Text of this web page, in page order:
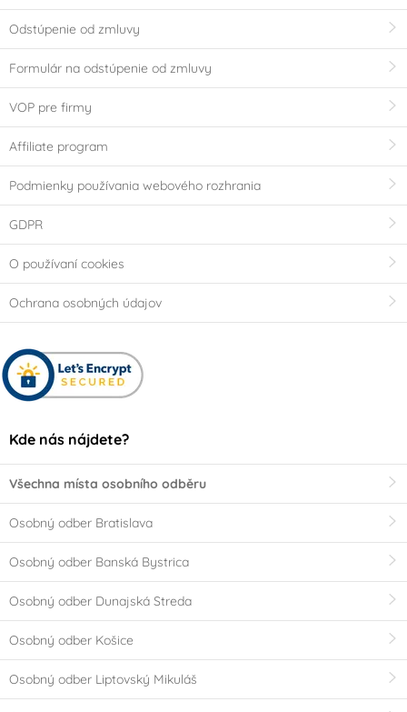
Odstúpenie od zmluvy
Formulár na odstúpenie od zmluvy
VOP pre firmy
Affiliate program
Podmienky používania webového rozhrania
GDPR
O používaní cookies
Ochrana osobných údajov
Kde nás nájdete?
Všechna místa osobního odběru
Osobný odber Bratislava
Osobný odber Banská Bystrica
Osobný odber Dunajská Streda
Osobný odber Košice
Osobný odber Liptovský Mikuláš